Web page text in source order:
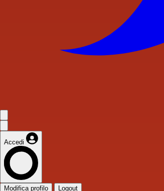
Accedi
Modifica profilo Logout